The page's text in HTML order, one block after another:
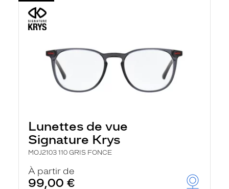
Lunettes de vue
Signature Krys
MOJ2103 110 GRIS FONCE
À partir de
99,00 €